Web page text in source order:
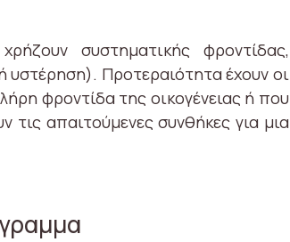
συστηματικής φροντίδας,
υστέρηση). Προτεραιότητα έχουν οι
φροντίδα της οικογένειας ή που
τις απαιτούμενες συνθήκες για μια